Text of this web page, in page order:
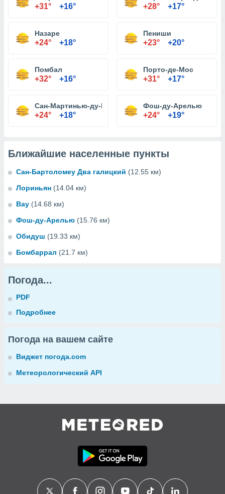
+31° +16° +28° +17°
Назаре
+24° +18°
Пениши
+23° +20°
Помбал
+32° +16°
Порто-де-Мос
+31° +17°
Сан-Мартинью-ду-Порту
+24° +18°
Фош-ду-Арелью
+24° +19°
Ближайшие населенные пункты
Сан-Бартоломеу Два галицкий (12.55 км)
Лориньян (14.04 км)
Вау (14.68 км)
Фош-ду-Арелью (15.76 км)
Обидуш (19.33 км)
Бомбаррал (21.7 км)
Погода...
PDF
Подробнее
Погода на вашем сайте
Виджет погода.com
Метеорологический API